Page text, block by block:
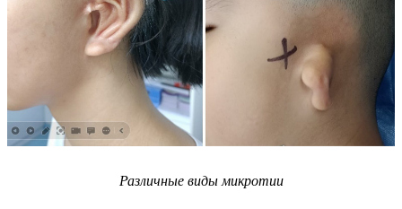
Различные виды микротии